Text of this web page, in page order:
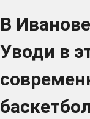
В
Уводи в